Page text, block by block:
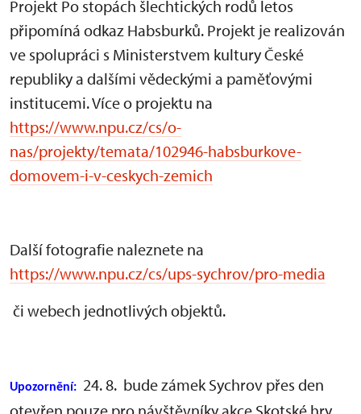
Projekt Po stopách šlechtických rodů letos
připomíná odkaz Habsburků. Projekt je realizován
ve spolupráci s Ministerstvem kultury České
republiky a dalšími vědeckými a paměťovými
institucemi. Více o projektu na
https://www.npu.cz/cs/o-
nas/projekty/temata/102946-habsburkove-
domovem-i-v-ceskych-zemich
Další fotografie naleznete na
https://www.npu.cz/cs/ups-sychrov/pro-media
či webech jednotlivých objektů.
Upozornění: 24. 8. bude zámek Sychrov přes den